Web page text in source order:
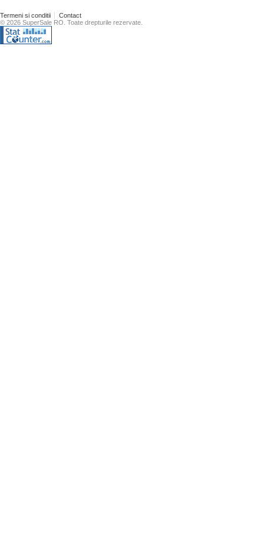
Termeni si conditii
Contact
© 2026 SuperSale RO. Toate drepturile rezervate.